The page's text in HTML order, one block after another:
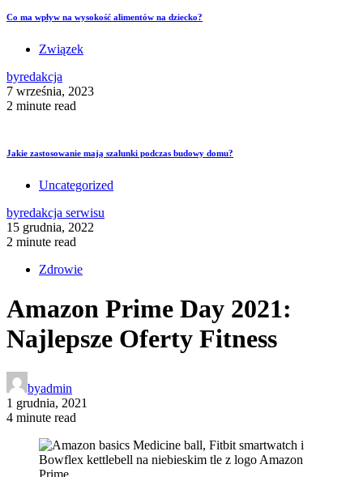
Co ma wpływ na wysokość alimentów na dziecko?
Związek
byredakcja
7 września, 2023
2 minute read
Jakie zastosowanie mają szalunki podczas budowy domu?
Uncategorized
byredakcja serwisu
15 grudnia, 2022
2 minute read
Zdrowie
Amazon Prime Day 2021:
Najlepsze Oferty Fitness
byadmin
1 grudnia, 2021
4 minute read